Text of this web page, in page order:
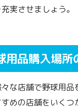
実させましょう。
用品購入場所
な店舗で野球用
めの店舗をいくつ